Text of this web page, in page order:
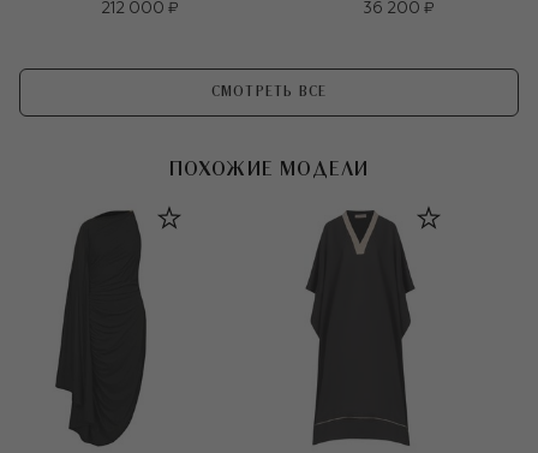
212 000 ₽ 36 200 ₽
СМОТРЕТЬ ВСЕ
ПОХОЖИЕ МОДЕЛИ